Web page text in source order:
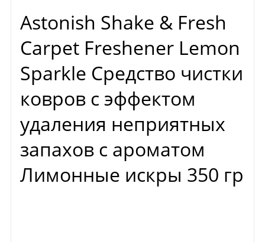
Astonish Shake & Fresh
Carpet Freshener Lemon
Sparkle Средство чистки
ковров с эффектом
удаления неприятных
запахов с ароматом
Лимонные искры 350 гр